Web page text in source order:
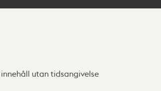
utan tidsangivelse